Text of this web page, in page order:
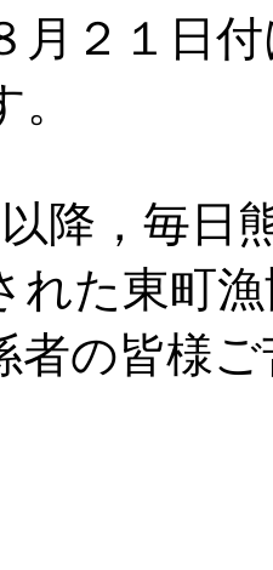
２１日付
。
降，毎日
れた東町
者の皆様